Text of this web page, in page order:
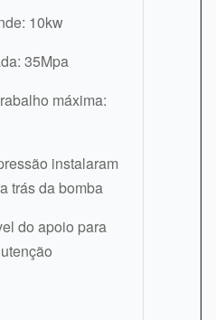
10kw
35Mpa
máxima:
instalaram
trás da bomba
do apoio para